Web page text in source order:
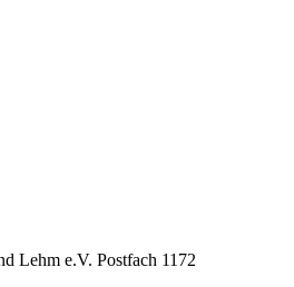
Lehm e.V. Postfach 1172